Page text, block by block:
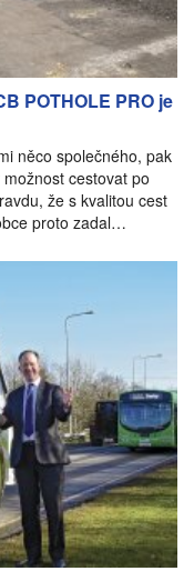
POTHOLE PRO je
něco společného, pak
cestovat po
že s kvalitou cest
proto zadal…